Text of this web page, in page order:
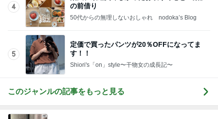
4
の前借り
50代からの無理しないおしゃれ nodoka’s Blog
5
定価で買ったパンツが20％OFFになってま
す！！
Shiori's「on」style〜干物女の成長記〜
このジャンルの記事をもっと見る